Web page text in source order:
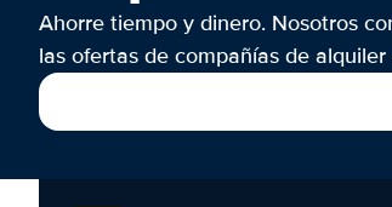
Ahorre tiempo y dinero. Nosotros
las ofertas de compañías de